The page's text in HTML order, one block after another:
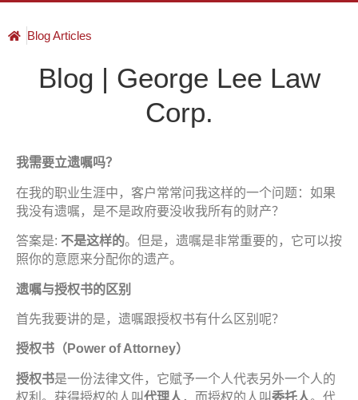
Blog Articles
Blog | George Lee Law
Corp.
我需要立遗嘱吗？
在我的职业生涯中，客户常常问我这样的一个问题：如果
我没有遗嘱，是不是政府要没收我所有的财产？
答案是: 不是这样的。但是，遗嘱是非常重要的，它可以按
照你的意愿来分配你的遗产。
遗嘱与授权书的区别
首先我要讲的是，遗嘱跟授权书有什么区别呢？
授权书 （ Power of Attorney）
授权书是一份法律文件，它赋予一个人代表另外一个人的
权利。获得授权的人叫代理人 ，而授权的人叫委托人。代